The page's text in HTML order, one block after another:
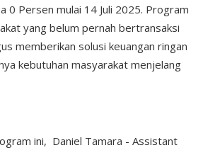
0 Persen mulai 14 Juli 2025. Program
yang belum pernah bertransaksi
memberikan solusi keuangan ringan
kebutuhan masyarakat menjelang
ini, Daniel Tamara - Assistant